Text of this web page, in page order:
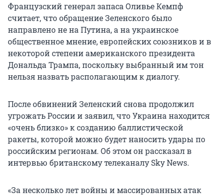
Французский генерал запаса Оливье Кемпф
считает, что обращение Зеленского было
направлено не на Путина, а на украинское
общественное мнение, европейских союзников и в
некоторой степени американского президента
Дональда Трампа, поскольку выбранный им тон
нельзя назвать располагающим к диалогу.
После обвинений Зеленский снова продолжил
угрожать России и заявил, что Украина находится
«очень близко» к созданию баллистической
ракеты, которой можно будет наносить удары по
российским регионам. Об этом он рассказал в
интервью британскому телеканалу Sky News.
«За несколько лет войны и массированных атак